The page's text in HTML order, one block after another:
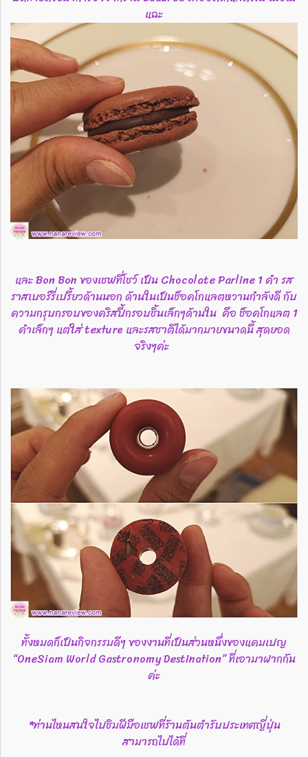
แฉะ
และ Bon Bon ของเชฟที่โชว์ เป็น Chocolate Parline 1 คำ รส
ราสเบอร์รี่เปรี้ยวด้านนอก ด้านในเป็นช็อคโกแลตหวานกำลังดี กับ
ความกรุบกรอบของคริสปี้กรอบชิ้นเล็กๆด้านใน คือ ช็อคโกแลต 1
คำเล็กๆ แต่ใส่ texture และรสชาติได้มากมายขนาดนี้ สุดยอด
จริงๆค่ะ
ทั้งหมดก็เป็นกิจกรรมดีๆ ของงานที่เป็นส่วนหนึ่งของแคมเปญ
“OneSiam World Gastronomy Destination” ที่เอามาฝากกัน
ค่ะ
*ท่านไหนสนใจไปชิมฝีมือเชฟที่ร้านต้นตำรับประเทศญี่ปุ่น
สามารถไปได้ที่